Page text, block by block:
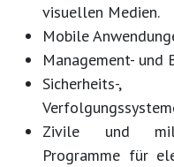
visuellen Medien.
Mobile
Management- und
Sicherheits-
Zivile und
Programme für